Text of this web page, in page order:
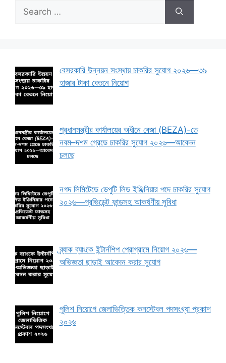
for:
বেসরকারি উন্নয়ন সংস্থায় চাকরির সুযোগ ২০২৬—৩৯
হাজার টাকা বেতনে নিয়োগ
প্রধানমন্ত্রীর কার্যালয়ের অধীনে বেজা (BEZA)-তে
নবম–দশম গ্রেডে চাকরির সুযোগ ২০২৬—আবেদন
চলছে
নগদ লিমিটেডে ডেপুটি লিড ইঞ্জিনিয়ার পদে চাকরির সুযোগ
২০২৬—প্রভিডেন্ট ফান্ডসহ আকর্ষণীয় সুবিধা
ব্র্যাক ব্যাংকে ইন্টার্নশিপ প্রোগ্রামে নিয়োগ ২০২৬—
অভিজ্ঞতা ছাড়াই আবেদন করার সুযোগ
পুলিশ নিয়োগে জেলাভিত্তিক কনস্টেবল পদসংখ্যা প্রকাশ
২০২৬